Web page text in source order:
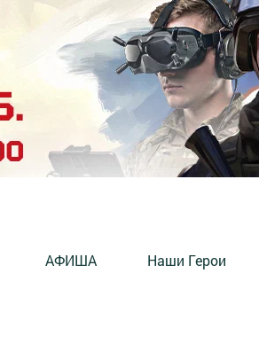
АФИША Наши Герои